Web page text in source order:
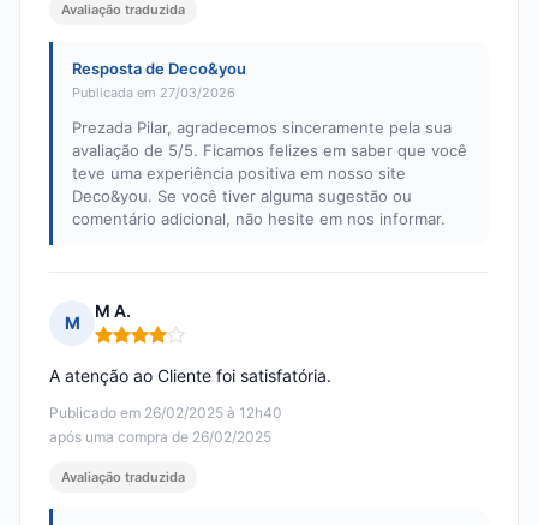
Avaliação traduzida
Resposta de Deco&you
Publicada em 27/03/2026
Prezada Pilar, agradecemos sinceramente pela sua
avaliação de 5/5. Ficamos felizes em saber que você
teve uma experiência positiva em nosso site
Deco&you. Se você tiver alguma sugestão ou
comentário adicional, não hesite em nos informar.
M
M A.
Nota: 4 em 5
Publicado em 26/02/2025 à 12h40
após uma compra de 26/02/2025
A atenção ao Cliente foi satisfatória.
Avaliação traduzida